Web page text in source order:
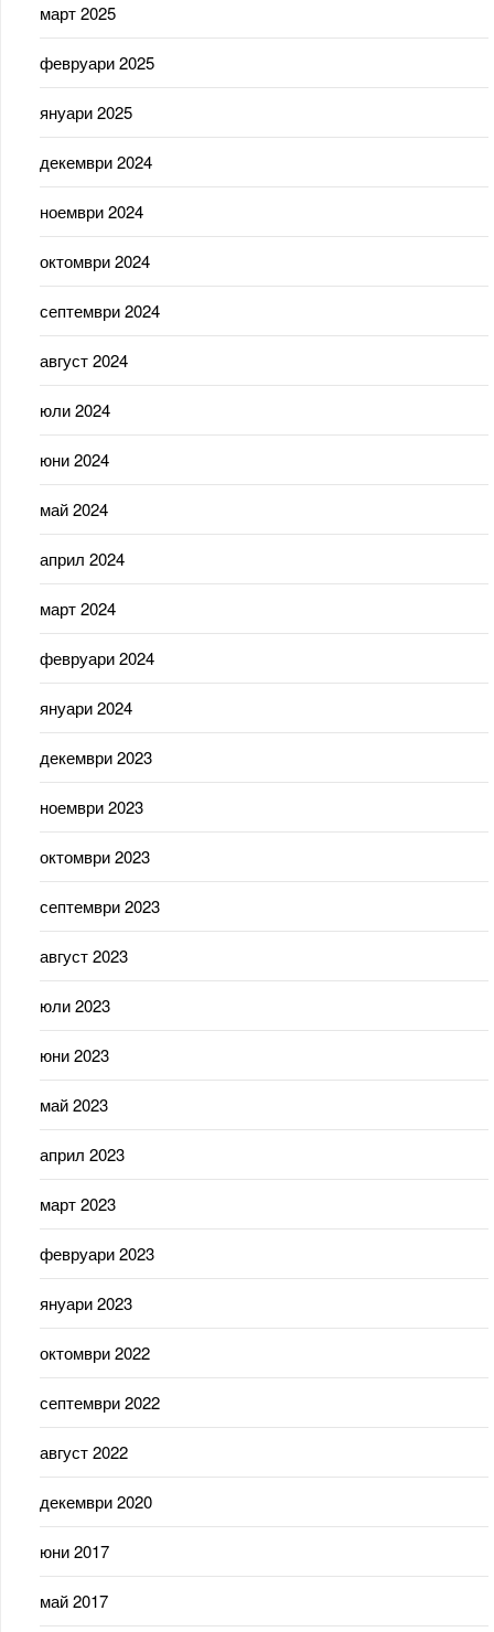
март 2025
февруари 2025
януари 2025
декември 2024
ноември 2024
октомври 2024
септември 2024
август 2024
юли 2024
юни 2024
май 2024
април 2024
март 2024
февруари 2024
януари 2024
декември 2023
ноември 2023
октомври 2023
септември 2023
август 2023
юли 2023
юни 2023
май 2023
април 2023
март 2023
февруари 2023
януари 2023
октомври 2022
септември 2022
август 2022
декември 2020
юни 2017
май 2017